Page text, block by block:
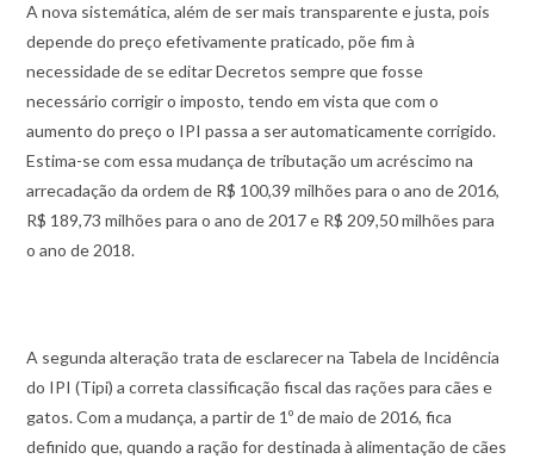
A nova sistemática, além de ser mais transparente e justa, pois
depende do preço efetivamente praticado, põe fim à
necessidade de se editar Decretos sempre que fosse
necessário corrigir o imposto, tendo em vista que com o
aumento do preço o IPI passa a ser automaticamente corrigido.
Estima-se com essa mudança de tributação um acréscimo na
arrecadação da ordem de R$ 100,39 milhões para o ano de 2016,
R$ 189,73 milhões para o ano de 2017 e R$ 209,50 milhões para
o ano de 2018.
A segunda alteração trata de esclarecer na Tabela de Incidência
do IPI (Tipi) a correta classificação fiscal das rações para cães e
gatos. Com a mudança, a partir de 1º de maio de 2016, fica
definido que, quando a ração for destinada à alimentação de cães